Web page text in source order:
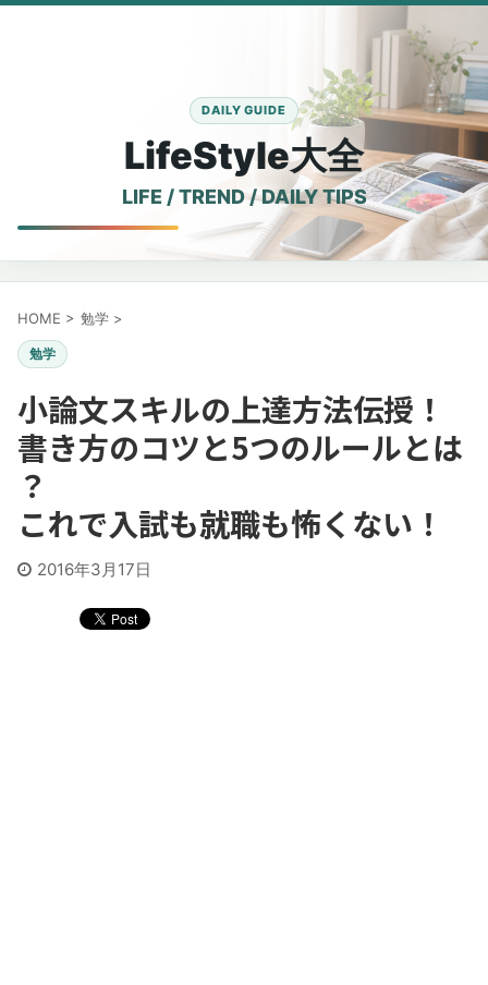
LifeStyle大全
HOME > 勉学 >
勉学
小論文スキルの上達方法伝授！
書き方のコツと5つのルールとは
？
これで入試も就職も怖くない！
2016年3月17日